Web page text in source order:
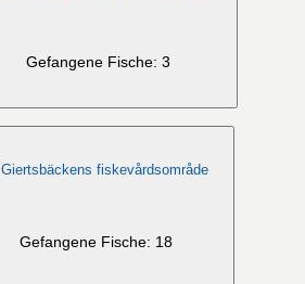
Gefangene Fische: 3
Giertsbäckens fiskevårdsområde
Gefangene Fische: 18